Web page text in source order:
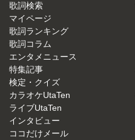
歌詞検索
マイページ
歌詞ランキング
歌詞コラム
エンタメニュース
特集記事
検定・クイズ
カラオケUtaTen
ライブUtaTen
インタビュー
ココだけメール